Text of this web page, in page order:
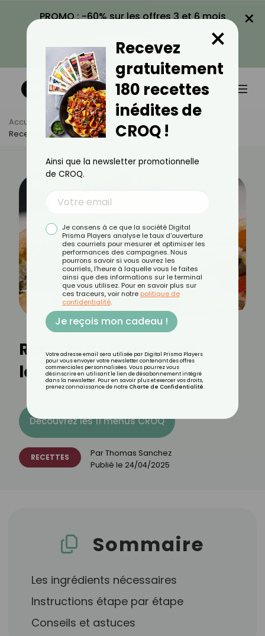
PROMO : -60% sur les offres 3 et 6 mois
VOIR LA PROMO
×
Accueil Actus
Recettes
Recette De Panini Aux Légumes Du Soleil
Recette de panini aux
légumes du soleil
Découvrez les 11 menus CROQ
RECETTES ParThomas Sanchez
Publié le 24/04/2025
Sommaire
Les ingrédients nécessaires
Instructions étape par étape
Conseils et astuces
Recevez
gratuitement
180 recettes
inédites de
CROQ !
×
Ainsi que la newsletter promotionnelle
de CROQ.
Je consens à ce que la société Digital
Prisma Players analyse le taux d'ouverture
des courriels pour mesurer et optimiser les
performances des campagnes. Nous
pourrons savoir si vous ouvrez les
courriels, l'heure à laquelle vous le faites
ainsi que des informations sur le terminal
que vous utilisez. Pour en savoir plus sur
ces traceurs, voir notre politique de
confidentialité.
Je reçois mon cadeau !
Votre adresse email sera utilisée par Digital Prisma Players
pour vous envoyer votre newsletter contenant des offres
commerciales personnalisées. Vous pourrez vous
désinscrire en utilisant le lien de désabonnement intégré
dans la newsletter. Pour en savoir plus et exercer vos droits,
prenez connaissance de notre Charte de Confidentialité.